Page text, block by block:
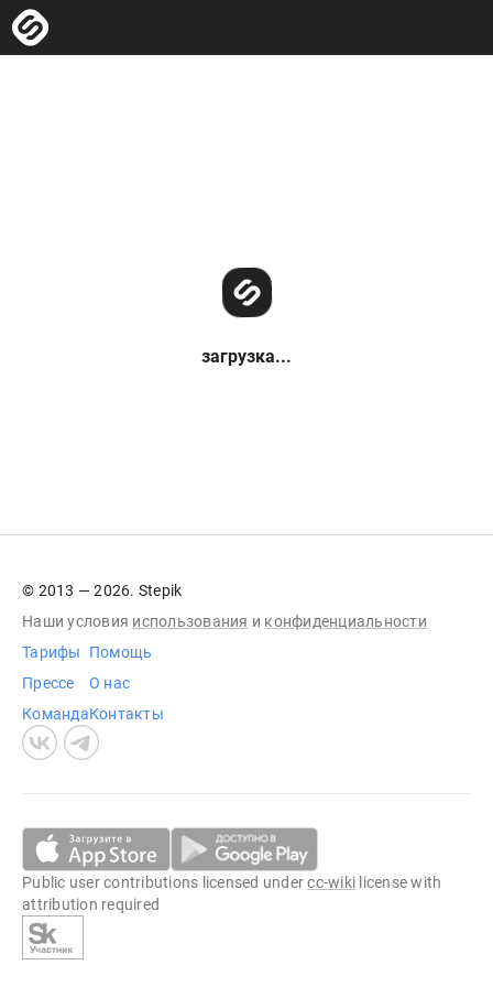
загрузка...
© 2013 — 2026. Stepik
Наши условия использования и конфиденциальности
Тарифы
Прессе
Команда
Помощь
О нас
Контакты
Public user contributions licensed undercc-wiki license with
attribution required